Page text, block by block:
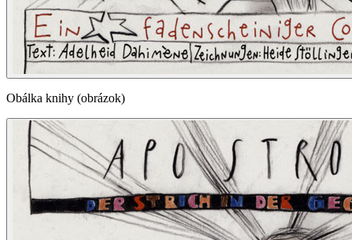
Obálka knihy (obrázok)